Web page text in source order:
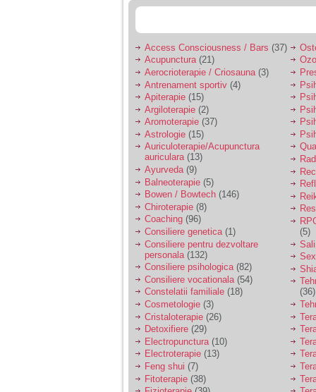
sa se manifeste o
Ma aflu aici pentru ca
vreau sa stiu daca am
nevoie de un psiholog
sau psihiatru.
Sunt casatorita, am
31 de ani si un copil in
varsta de 2 ani care
mi-e lumina ochilor.
De ceva timp simt ca
mi s-a adunat
oboseala, o oboseala
cronica de care nu pot
scapa si simt ca din
cauza ei nu pot
controla nervii si
cateodata are copilul
de suferit.
Am o bariera peste
care nu pot trece:
prietena mea a ramas
insarcinata cu o fata.
Am fost de comun
acord sa facem un
copil, cu gandul ca e
baiat.
Access Consciousness / Bars (37)
Acupunctura(21)
Aerocrioterapie / Criosauna (3)
Antrenament sportiv (4)
Apiterapie (15)
Argiloterapie (2)
Aromoterapie (37)
Astrologie (15)
Auriculoterapie/Acupunctura
auriculara(13)
Ayurveda(9)
Balneoterapie (5)
Bowen / Bowtech (146)
Chiroterapie (8)
Coaching (96)
Consiliere genetica(1)
Consiliere pentru dezvoltare
personala (132)
Consiliere psihologica(82)
Consiliere vocationala (54)
Constelatii familiale (18)
Cosmetologie (3)
Cristaloterapie (26)
Detoxifiere (29)
Electropunctura (10)
Electroterapie (13)
Feng shui (7)
Fitoterapie (38)
(5)
(36)